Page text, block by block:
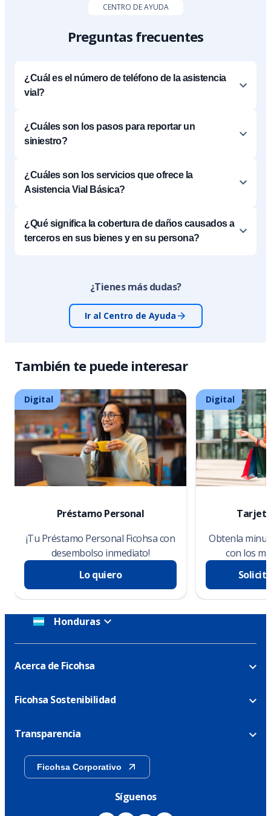
CENTRO DE AYUDA
Preguntas frecuentes
¿Cuál es el número de teléfono de la asistencia
vial?
¿Cuáles son los pasos para reportar un
siniestro?
¿Cuáles son los servicios que ofrece la
Asistencia Vial Básica?
¿Qué significa la cobertura de daños causados a
terceros en sus bienes y en su persona?
¿Tienes más dudas?
Ir al Centro de Ayuda
También te puede interesar
Digital
Préstamo Personal
¡Tu Préstamo Personal Ficohsa con
desembolso inmediato!
Lo quiero
Digital
Obtenla
con los
Honduras
Acerca de Ficohsa
Ficohsa Sostenibilidad
Transparencia
Ficohsa Corporativo
Síguenos